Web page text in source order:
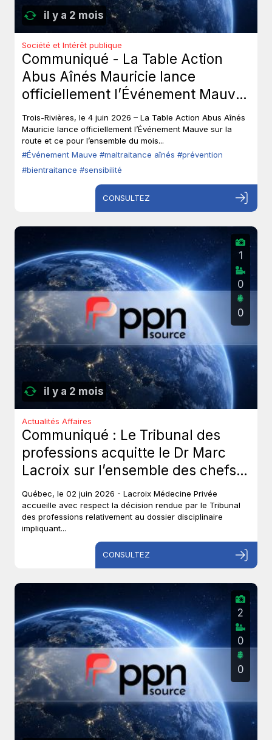
il y a 2 mois
Société et Intérêt publique
Communiqué - La Table Action
Abus Aînés Mauricie lance
officiellement l’Événement Mauve
sur la route.
Trois-Rivières, le 4 juin 2026 – La Table Action Abus Aînés
Mauricie lance officiellement l’Événement Mauve sur la
route et ce pour l’ensemble du mois...
#Événement Mauve #maltraitance aînés #prévention
#bientraitance #sensibilité
CONSULTEZ
il y a 2 mois
1
0
0
Actualités Affaires
Communiqué : Le Tribunal des
professions acquitte le Dr Marc
Lacroix sur l’ensemble des chefs
et met un terme à près de six ans
de procédures disciplinaires.
Québec, le 02 juin 2026 - Lacroix Médecine Privée
accueille avec respect la décision rendue par le Tribunal
des professions relativement au dossier disciplinaire
impliquant...
CONSULTEZ
2
0
0